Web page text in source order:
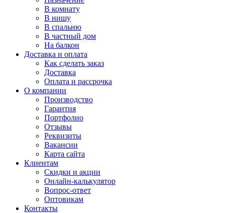
В комнату
В нишу
В спальню
В частный дом
На балкон
Доставка и оплата
Как сделать заказ
Доставка
Оплата и рассрочка
О компании
Производство
Гарантия
Портфолио
Отзывы
Реквизиты
Вакансии
Карта сайта
Клиентам
Скидки и акции
Онлайн-калькулятор
Вопрос-ответ
Оптовикам
Контакты